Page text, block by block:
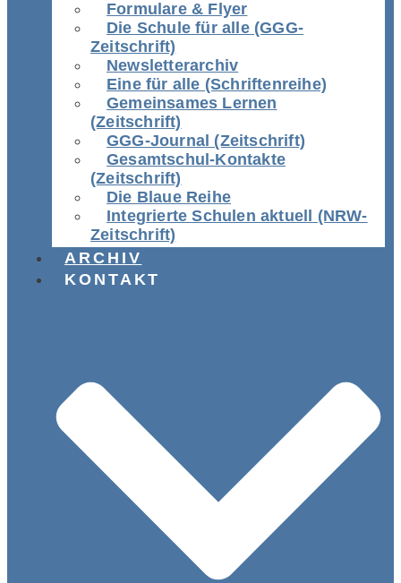
Formulare & Flyer
Die Schule für alle (GGG-
Zeitschrift)
Newsletterarchiv
Eine für alle (Schriftenreihe)
Gemeinsames Lernen
(Zeitschrift)
GGG-Journal (Zeitschrift)
Gesamtschul-Kontakte
(Zeitschrift)
Die Blaue Reihe
Integrierte Schulen aktuell (NRW-
Zeitschrift)
ARCHIV
KONTAKT